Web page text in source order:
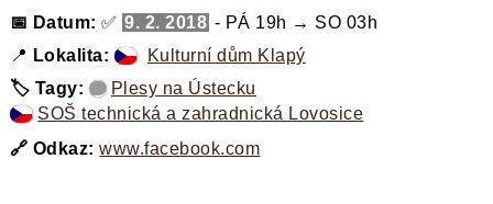
📅 Datum:✅ 9. 2. 2018 - PÁ 19h → SO 03h
📍 Lokalita:
Kulturní dům Klapý
🏷️ Tagy:
Plesy na Ústecku
SOŠ technická a zahradnická Lovosice
🔗 Odkaz: www.facebook.com